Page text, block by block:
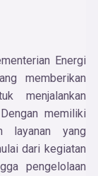
Energi
memberikan
menjalankan
memiliki
layanan yang
dari kegiatan
pengelolaan